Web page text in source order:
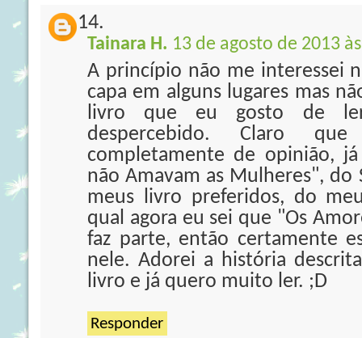
Tainara H. 13 de agosto de 2013
A princípio não me interessei
capa em alguns lugares mas
livro que eu gosto de
despercebido. Claro
completamente de opinião,
não Amavam as Mulheres", do
meus livro preferidos, do
qual agora eu sei que "Os
faz parte, então certamente
nele. Adorei a história
livro e já quero muito ler. ;D
Responder